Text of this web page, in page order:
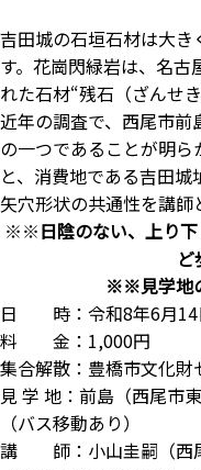
吉田城の石垣石材は大
す。花崗閃緑岩は、名
れた石材“残石（ざんせ
近年の調査で、西尾市
の一つであることが明
と、消費地である吉田城
矢穴形状の共通性を講師
※※日陰のない、上り
ど
※※見学地
日 時：令和8年6月14
料 金：1,000円
集合解散：豊橋市文化財
見 学 地：前島（西尾市
（バス移動あり）
講 師：小山圭嗣（西